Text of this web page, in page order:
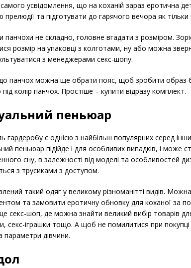
самого усвідомлення, що на коханій зараз еротична
прелюдії та підготувати до гарячого вечора як тільки
панчохи не складно, головне вгадати з розміром.
розмір на упаковці з колготами, ну або можна
з менеджерами секс-шопу.
панчох можна ще обрати пояс, щоб зробити образ
під колір панчох. Простіше – купити відразу комплект.
пеньюар
гардеробу є однією з найбільш популярних серед
пеньюар підійде і для особливих випадків, і
сну, в залежності від моделі та особливостей
з трусиками з доступом.
такий одяг у великому різноманітті видів.
та замовити еротичну обновку для коханої за
секс-шоп, де можна знайти великий вибір товарів
секс-іграшки тощо. А щоб не помилитися при
параметри дівчини.